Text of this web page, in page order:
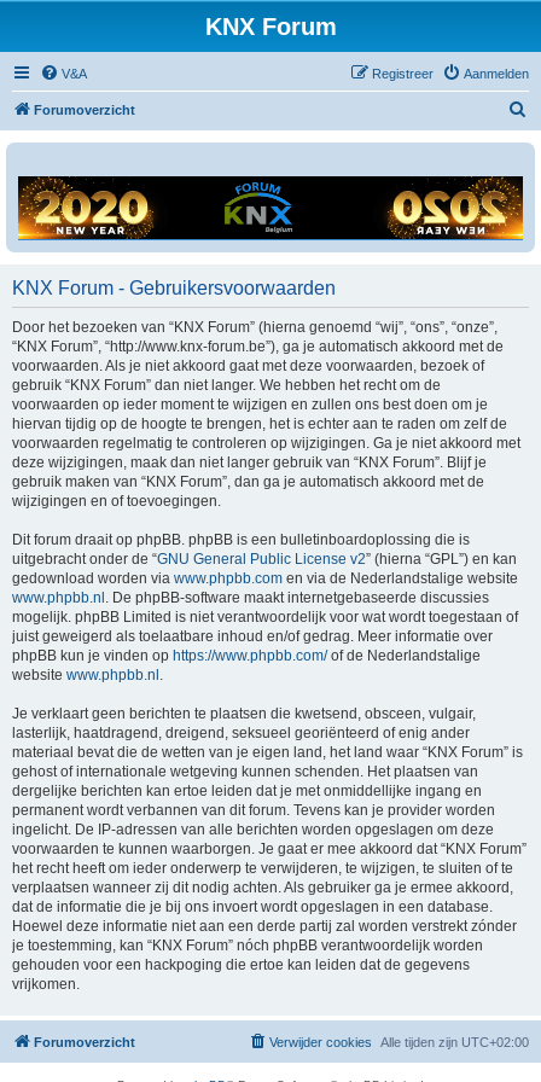
KNX Forum
V&A Aanmelden
Registreer
Forumoverzicht
KNX Forum - Gebruikersvoorwaarden
Door het bezoeken van “KNX Forum” (hierna genoemd “wij”, “ons”, “onze”,
“KNX Forum”, “http://www.knx-forum.be”), ga je automatisch akkoord met de
voorwaarden. Als je niet akkoord gaat met deze voorwaarden, bezoek of
gebruik “KNX Forum” dan niet langer. We hebben het recht om de
voorwaarden op ieder moment te wijzigen en zullen ons best doen om je
hiervan tijdig op de hoogte te brengen, het is echter aan te raden om zelf de
voorwaarden regelmatig te controleren op wijzigingen. Ga je niet akkoord met
deze wijzigingen, maak dan niet langer gebruik van “KNX Forum”. Blijf je
gebruik maken van “KNX Forum”, dan ga je automatisch akkoord met de
wijzigingen en of toevoegingen.
Dit forum draait op phpBB. phpBB is een bulletinboardoplossing die is
uitgebracht onder de “GNU General Public License v2” (hierna “GPL”) en kan
gedownload worden via www.phpbb.com en via de Nederlandstalige website
www.phpbb.nl . De phpBB-software maakt internetgebaseerde discussies
mogelijk. phpBB Limited is niet verantwoordelijk voor wat wordt toegestaan of
juist geweigerd als toelaatbare inhoud en/of gedrag. Meer informatie over
phpBB kun je vinden op https://www.phpbb.com/of de Nederlandstalige
website www.phpbb.nl .
Je verklaart geen berichten te plaatsen die kwetsend, obsceen, vulgair,
lasterlijk, haatdragend, dreigend, seksueel georiënteerd of enig ander
materiaal bevat die de wetten van je eigen land, het land waar “KNX Forum” is
gehost of internationale wetgeving kunnen schenden. Het plaatsen van
dergelijke berichten kan ertoe leiden dat je met onmiddellijke ingang en
permanent wordt verbannen van dit forum. Tevens kan je provider worden
ingelicht. De IP-adressen van alle berichten worden opgeslagen om deze
voorwaarden te kunnen waarborgen. Je gaat er mee akkoord dat “KNX Forum”
het recht heeft om ieder onderwerp te verwijderen, te wijzigen, te sluiten of te
verplaatsen wanneer zij dit nodig achten. Als gebruiker ga je ermee akkoord,
dat de informatie die je bij ons invoert wordt opgeslagen in een database.
Hoewel deze informatie niet aan een derde partij zal worden verstrekt zónder
je toestemming, kan “KNX Forum” nóch phpBB verantwoordelijk worden
gehouden voor een hackpoging die ertoe kan leiden dat de gegevens
vrijkomen.
Forumoverzicht Alle tijden zijn UTC+02:00
Verwijder cookies